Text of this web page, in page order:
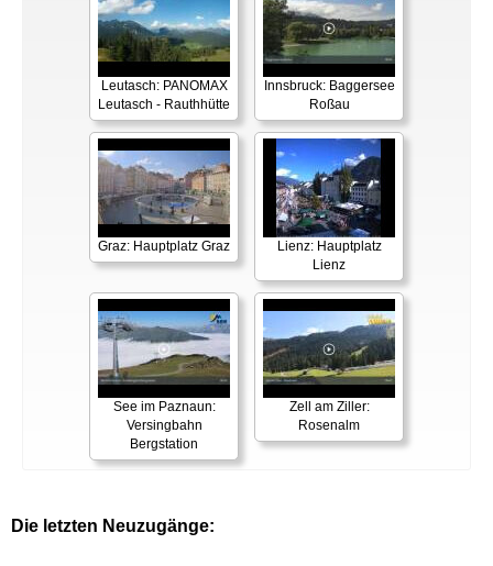
Leutasch: PANOMAX
Leutasch - Rauthhütte
Innsbruck: Baggersee
Roßau
Graz: Hauptplatz Graz
Lienz: Hauptplatz
Lienz
See im Paznaun:
Versingbahn
Bergstation
Zell am Ziller:
Rosenalm
Die letzten Neuzugänge: